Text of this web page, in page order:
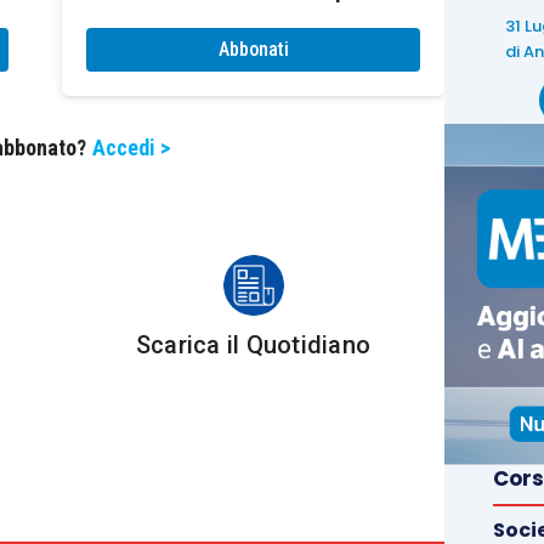
in agricoltura e nel florovivaismo, il c.d.
viene riprodotto il naturale processo
organica contenuta nei rifiuti, ad opera dei
dell’agevolazione in esame, il
, stabilendo che lo stesso è utilizzabile
articolo 17
Abbonati
Accedi >
Scarica il Quotidiano
31
di